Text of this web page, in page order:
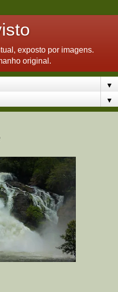
exposto por imagens.
original.
▼
▼